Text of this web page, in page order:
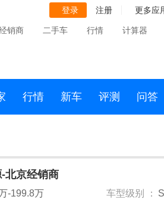
登录 注册 更多应
销商 二手车 行情 计算器
行情 新车 评测 问答
北京经销商
-199.8万 车型级别 ：